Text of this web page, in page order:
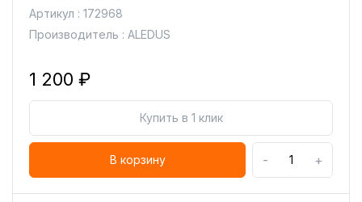
Артикул : 172968
Производитель : ALEDUS
1 200 ₽
Купить в 1 клик
В корзину - +